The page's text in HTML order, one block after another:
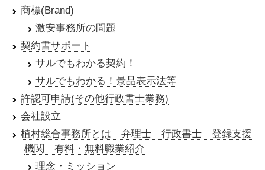
商標(Brand)
激安事務所の問題
契約書サポート
サルでもわかる契約！
サルでもわかる！景品表示法等
許認可申請(その他行政書士業務)
会社設立
植村総合事務所とは 弁理士 行政書士 登録支援
機関 有料・無料職業紹介
理念・ミッション